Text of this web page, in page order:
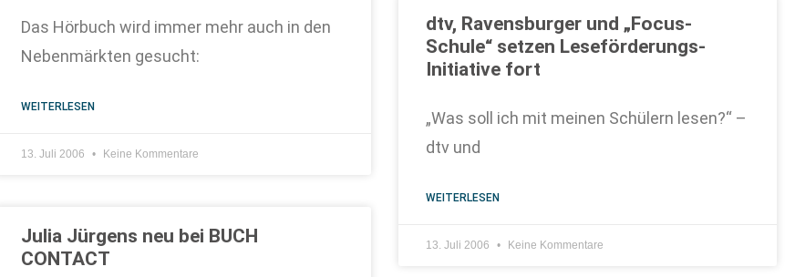
Das Hörbuch wird immer mehr auch in den
Nebenmärkten gesucht:
WEITERLESEN
13. Juli 2006 Keine Kommentare
dtv, Ravensburger und „Focus-
Schule“ setzen Leseförderungs-
Initiative fort
„Was soll ich mit meinen Schülern lesen?“ –
dtv und
WEITERLESEN
13. Juli 2006 Keine Kommentare
Julia Jürgens neu bei BUCH
CONTACT